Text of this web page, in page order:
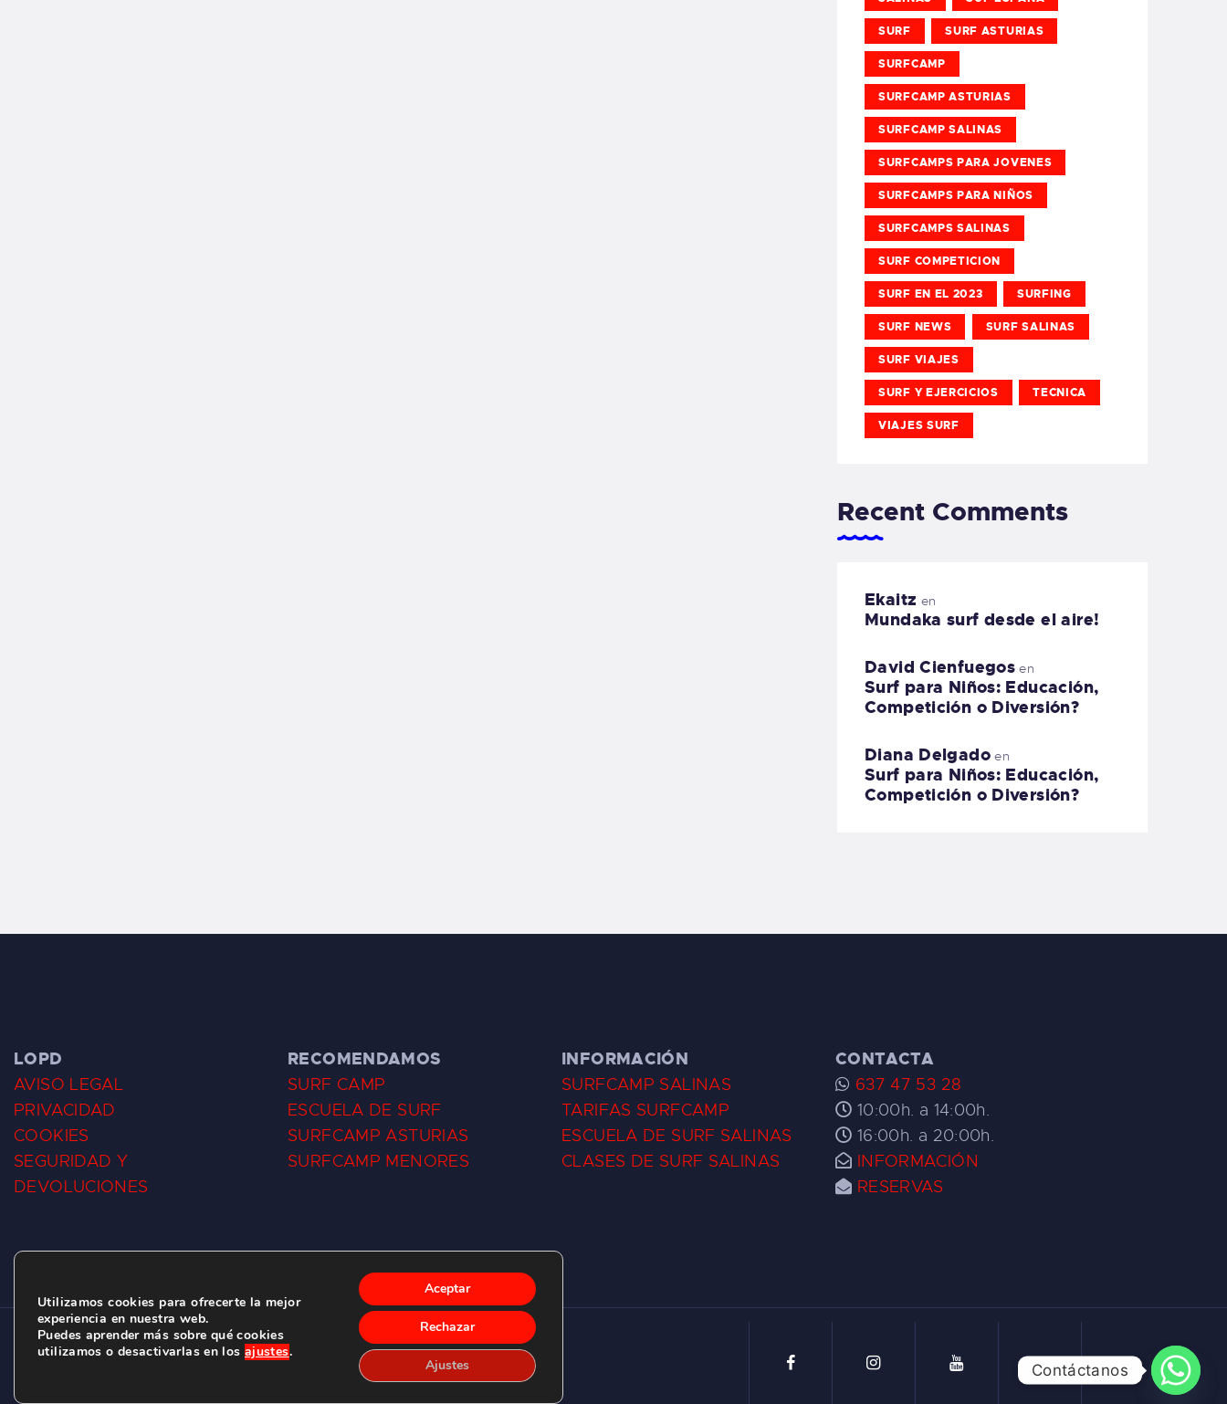
SURF SURF ASTURIAS
SURFCAMP
SURFCAMP ASTURIAS
SURFCAMP SALINAS
SURFCAMPS PARA JOVENES
SURFCAMPS PARA NIÑOS
SURFCAMPS SALINAS
SURF COMPETICION
SURF EN EL 2023 SURFING
SURF NEWS SURF SALINAS
SURF VIAJES
SURF Y EJERCICIOS TECNICA
VIAJES SURF
Recent Comments
Ekaitz en
Mundaka surf desde el aire!
David Cienfuegos en
Surf para Niños: Educación,
Competición o Diversión?
Diana Delgadoen
Surf para Niños: Educación,
Competición o Diversión?
LOPD
AVISO LEGAL
PRIVACIDAD
COOKIES
SEGURIDAD Y
DEVOLUCIONES
RECOMENDAMOS
SURF CAMP
ESCUELA DE SURF
SURFCAMP ASTURIAS
SURFCAMP MENORES
INFORMACIÓN
SURFCAMP SALINAS
TARIFAS SURFCAMP
ESCUELA DE SURF SALINAS
CLASES DE SURF SALINAS
CONTACTA
637 47 53 28
10:00h. a 14:00h.
16:00h. a 20:00h.
INFORMACIÓN
RESERVAS
CLUB DE SURF LAS DUNAS ©2026.
C/ BERNARDO ÁLVAREZ GALAN 1, SALINAS (ASTURIAS)
Utilizamos cookies para ofrecerte la mejor
experiencia en nuestra web.
Puedes aprender más sobre qué cookies
utilizamos o desactivarlas en los ajustes.
Aceptar
Rechazar
Ajustes Contáctanos